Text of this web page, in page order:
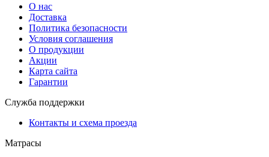
О нас
Доставка
Политика безопасности
Условия соглашения
О продукции
Акции
Карта сайта
Гарантии
Служба поддержки
Контакты и схема проезда
Матрасы